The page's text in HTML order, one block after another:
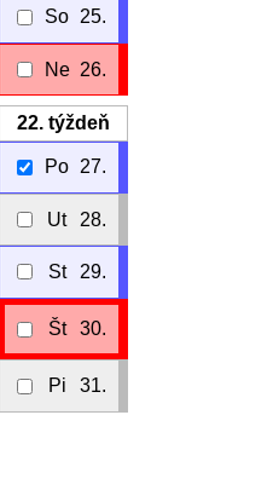
So 25.
Ne 26.
22. týždeň
Po 27.
Ut 28.
St 29.
Št 30.
Pi 31.